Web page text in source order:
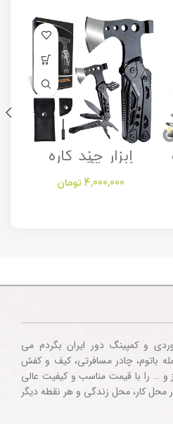
ابزار چند کاره
کمپینگ مدل
Camping
Multitool
4,000,000 تومان
و کمپینگ دور ایران بگردم می
باتوم، چادر مسافرتی، کیف و کفش
و … را با قیمت مناسب و کیفیت عالی
محل کار، محل زندگی و هر نقطه دیگر